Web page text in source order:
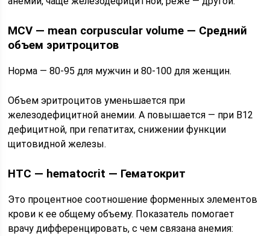
MCV — mean corpuscular volume — Средний
объем эритроцитов
Норма — 80-95 для мужчин и 80-100 для женщин.
Объем эритроцитов уменьшается при
железодефицитной анемии. А повышается — при В12
дефицитной, при гепатитах, снижении функции
щитовидной железы.
HTC — hematocrit — Гематокрит
Это процентное соотношение форменных элементов
крови к ее общему объему. Показатель помогает
врачу дифференцировать, с чем связана анемия: